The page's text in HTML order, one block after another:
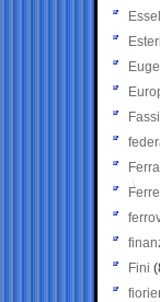
Esteri
Fini